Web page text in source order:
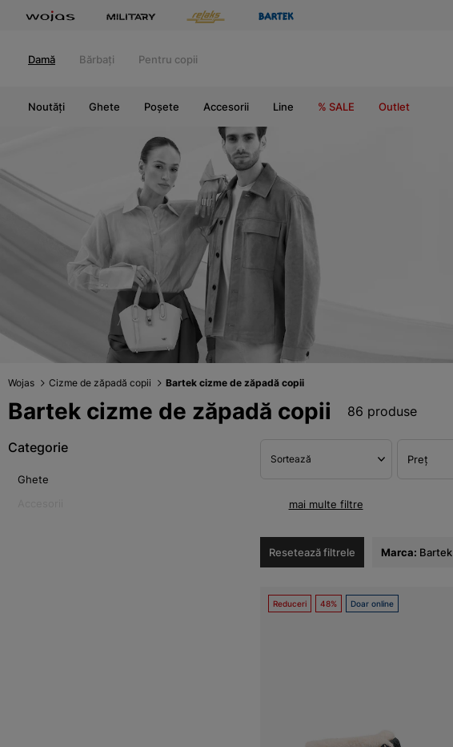
Damă Bărbați Pentru copii
Noutăți Ghete Poșete Accesorii Line % SALE Outlet
Wojas Cizme de zăpadă copii Bartek cizme de zăpadă copii
Bartek cizme de zăpadă copii 86 produse
Categorie
Ghete
Sortează Preț
mai multe filtre
Resetează filtrele Marca: Bartek
Reduceri 48% Doar online